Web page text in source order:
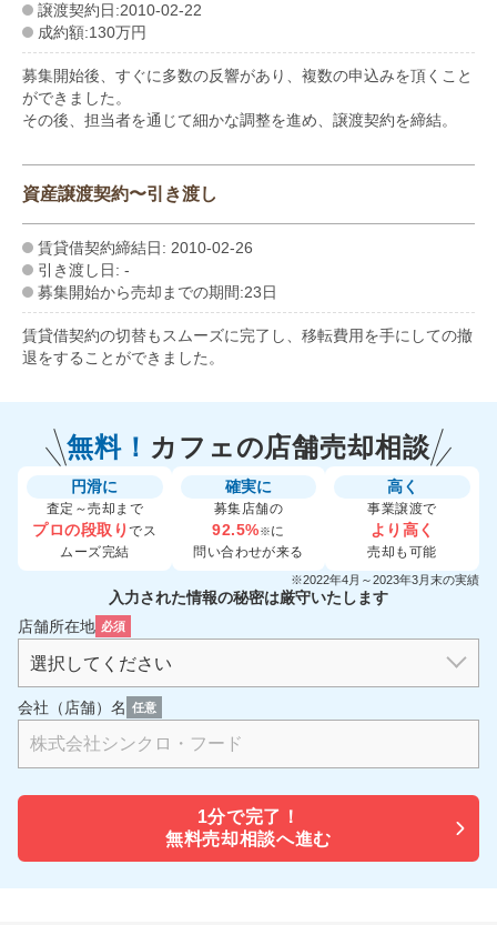
譲渡契約日:2010-02-22
成約額:130万円
募集開始後、すぐに多数の反響があり、複数の申込みを頂くこと
ができました。
その後、担当者を通じて細かな調整を進め、譲渡契約を締結。
資産譲渡契約〜引き渡し
賃貸借契約締結日: 2010-02-26
引き渡し日: -
募集開始から売却までの期間:23日
賃貸借契約の切替もスムーズに完了し、移転費用を手にしての撤
退をすることができました。
無料！ カフェの店舗売却相談
円滑に
査定～売却まで
プロの段取りでス
ムーズ完結
確実に
募集店舗の
92.5%※に
問い合わせが来る
高く
事業譲渡で
より高く
売却も可能
※2022年4月～2023年3月末の実績
入力された情報の秘密は厳守いたします
店舗所在地 必須
会社（店舗）名 任意
1分で完了！
無料売却相談へ進む